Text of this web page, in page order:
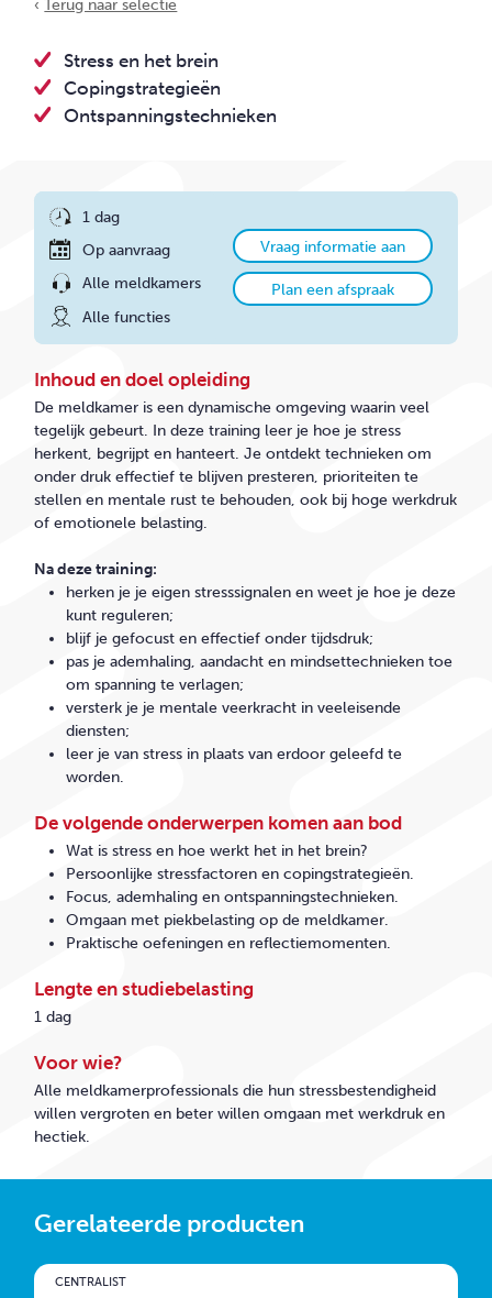
‹Terug naar selectie
Stress en het brein
Copingstrategieën
Ontspanningstechnieken
1 dag
Op aanvraag
Alle meldkamers
Alle functies
Vraag informatie aan
Plan een afspraak
Inhoud en doel opleiding
De meldkamer is een dynamische omgeving waarin veel
tegelijk gebeurt. In deze training leer je hoe je stress
herkent, begrijpt en hanteert. Je ontdekt technieken om
onder druk effectief te blijven presteren, prioriteiten te
stellen en mentale rust te behouden, ook bij hoge werkdruk
of emotionele belasting.
Na deze training:
herken je je eigen stresssignalen en weet je hoe je deze
kunt reguleren;
blijf je gefocust en effectief onder tijdsdruk;
pas je ademhaling, aandacht en mindsettechnieken toe
om spanning te verlagen;
versterk je je mentale veerkracht in veeleisende
diensten;
leer je van stress in plaats van erdoor geleefd te
worden.
De volgende onderwerpen komen aan bod
Wat is stress en hoe werkt het in het brein?
Persoonlijke stressfactoren en copingstrategieën.
Focus, ademhaling en ontspanningstechnieken.
Omgaan met piekbelasting op de meldkamer.
Praktische oefeningen en reflectiemomenten.
Lengte en studiebelasting
1 dag
Voor wie?
Alle meldkamerprofessionals die hun stressbestendigheid
willen vergroten en beter willen omgaan met werkdruk en
hectiek.
Gerelateerde producten
CENTRALIST
CONTACT